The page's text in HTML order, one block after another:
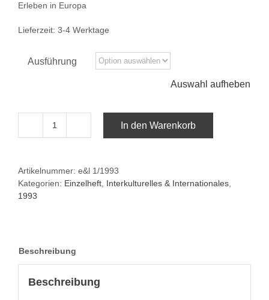
Erleben in Europa
Lieferzeit: 3-4 Werktage
Ausführung
Auswahl aufheben
e&l
Europa
Menge
In den Warenkorb
Artikelnummer: e&l 1/1993
Kategorien: Einzelheft, Interkulturelles & Internationales,
1993
Beschreibung
Beschreibung